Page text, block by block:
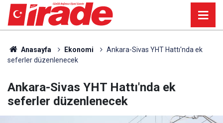
Anasayfa Ekonomi
Ankara-Sivas YHT Hattı'nda ek
seferler düzenlenecek
Ankara-Sivas YHT Hattı'nda ek
seferler düzenlenecek